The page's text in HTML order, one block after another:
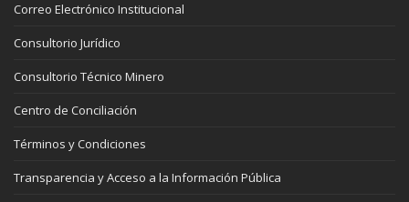
Correo Electrónico Institucional
Consultorio Jurídico
Consultorio Técnico Minero
Centro de Conciliación
Términos y Condiciones
Transparencia y Acceso a la Información Pública